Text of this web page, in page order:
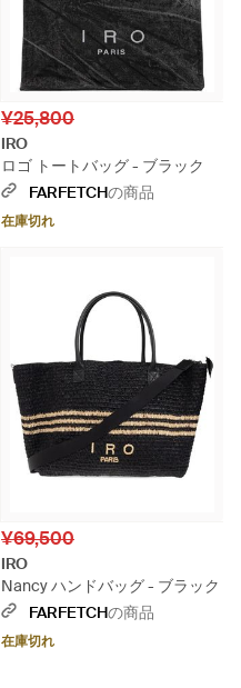
¥25,800
IRO
ロゴ トートバッグ - ブラック
FARFETCHの商品
在庫切れ
¥69,500
IRO
Nancy ハンドバッグ - ブラック
FARFETCHの商品
在庫切れ